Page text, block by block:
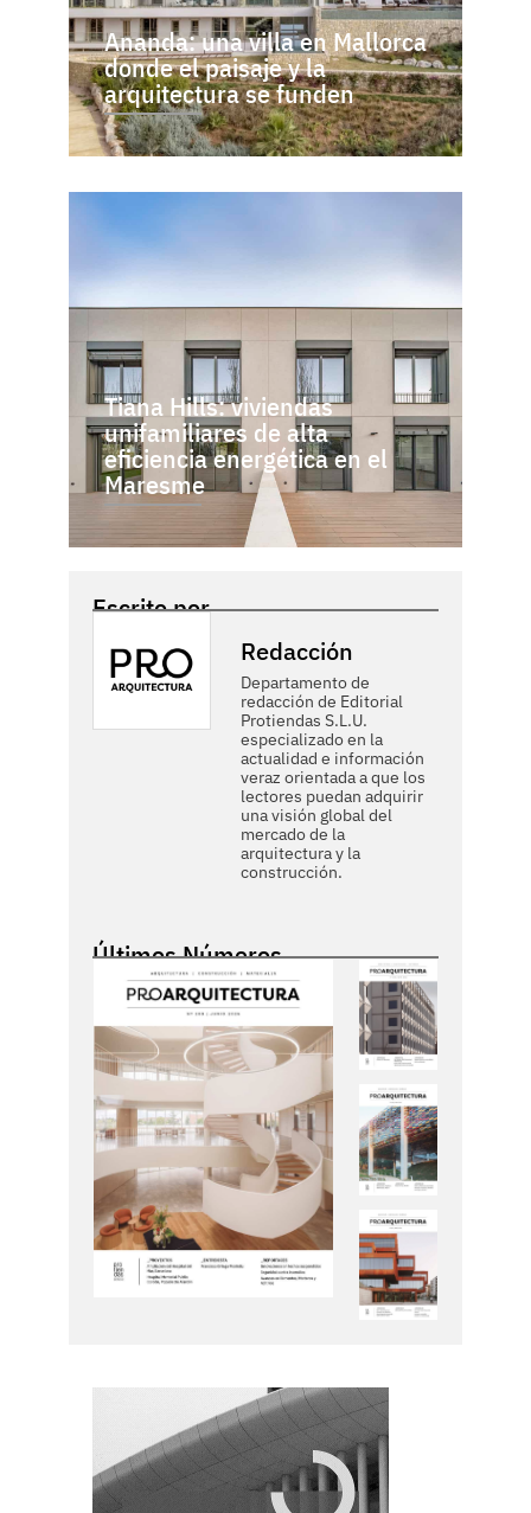
Ananda: una villa en Mallorca
donde el paisaje y la
arquitectura se funden
Tiana Hills: viviendas
unifamiliares de alta
eficiencia energética en el
Maresme
Escrito por
Redacción
Departamento de
redacción de Editorial
Protiendas S.L.U.
especializado en la
actualidad e información
veraz orientada a que los
lectores puedan adquirir
una visión global del
mercado de la
arquitectura y la
construcción.
Últimos Números